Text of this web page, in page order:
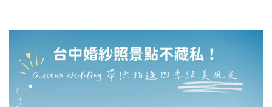
一諮詢時段 )
擇哪一種方案，在昆娜，妳都能擁有最頂級、安心的籌備體
驗：專屬腳本企劃：想拍出故事感？跟攝影師一對一溝通
後，我們為妳寫出專屬的拍攝劇本，拒絕複製貼上的婚紗
照！明星級拍攝引導：不用擔心不會擺 Pose，攝影師歡樂引
頂、草地、斜坡上，用力愛過、用力生活的樣子。復古台灣
的街景，不是背景，而是愛情的證人。斑駁磁磚、鐵窗、屋
瓦、電線，全都在說同一句話：「婚紗照不是演給誰看，從
頭到尾都來真的！」搖滾番茄，是不乖的新娘宣言🍅🍅🍅紅